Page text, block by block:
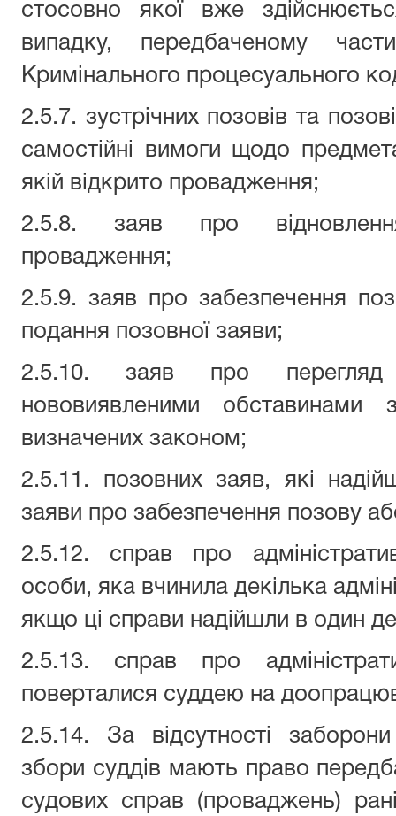
стосовно якої вже
випадку, передбаченому
Кримінального процесуального
2.5.7. зустрічних позовів та
самостійні вимоги щодо
якій відкрито провадження;
2.5.8. заяв про
провадження;
2.5.9. заяв про забезпечення
подання позовної заяви;
2.5.10. заяв про
нововиявленими обставинами
визначених законом;
2.5.11. позовних заяв, які
заяви про забезпечення позову
2.5.12. справ про
особи, яка вчинила декілька
якщо ці справи надійшли в один
2.5.13. справ про
поверталися суддею на
2.5.14. За відсутності
збори суддів мають право
судових справ (проваджень)